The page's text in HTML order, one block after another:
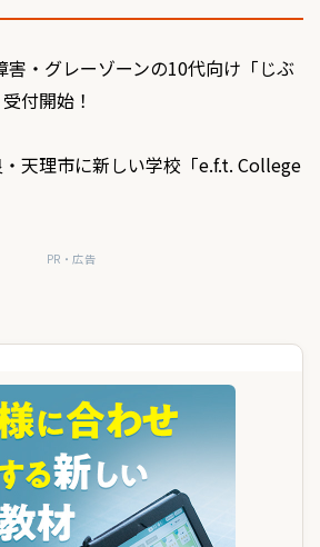
害・グレーゾーンの10代向け「じぶ
付開始！
・天理市に新しい学校「e.f.t. College
PR・広告